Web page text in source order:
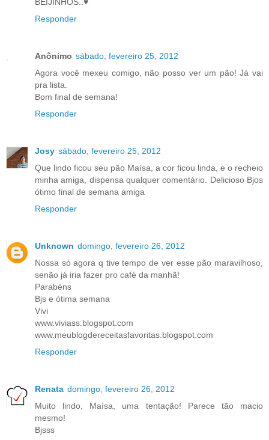
Responder
Anônimo sábado, fevereiro 25, 2012
Agora você mexeu comigo, não posso ver um pão! Já vai
pra lista.
Bom final de semana!
Responder
Josy sábado, fevereiro 25, 2012
Que lindo ficou seu pão Maísa, a cor ficou linda, e o recheio
minha amiga, dispensa qualquer comentário. Delicioso Bjos
ótimo final de semana amiga
Responder
Unknown domingo, fevereiro 26, 2012
Nossa só agora q tive tempo de ver esse pão maravilhoso,
senão já iria fazer pro café da manhã!
Parabéns
Bjs e ótima semana
Vivi
www.viviass.blogspot.com
www.meublogdereceitasfavoritas.blogspot.com
Responder
Renata domingo, fevereiro 26, 2012
Muito lindo, Maísa, uma tentação! Parece tão macio
mesmo!
Bjsss